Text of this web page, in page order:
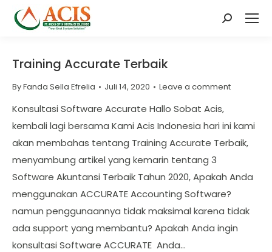
Search:
Training Accurate Terbaik
ByFanda Sella Efrelia Juli 14, 2020 Leave a comment
Konsultasi Software Accurate Hallo Sobat Acis,
kembali lagi bersama Kami Acis Indonesia hari ini kami
akan membahas tentang Training Accurate Terbaik,
menyambung artikel yang kemarin tentang 3
Software Akuntansi Terbaik Tahun 2020, Apakah Anda
menggunakan ACCURATE Accounting Software?
namun penggunaannya tidak maksimal karena tidak
ada support yang membantu? Apakah Anda ingin
konsultasi Software ACCURATE Anda…